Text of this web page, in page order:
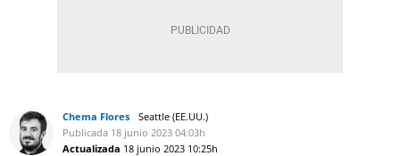
Chema Flores
Seattle (EE.UU.)
Publicada 18 junio 2023 04:03h
Actualizada 18 junio 2023 10:25h